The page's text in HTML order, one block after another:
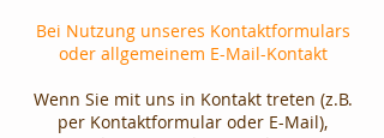
Bei Nutzung unseres Kontaktformulars
oder allgemeinem E-Mail-Kontakt
Wenn Sie mit uns in Kontakt treten (z.B.
per Kontaktformular oder E-Mail),